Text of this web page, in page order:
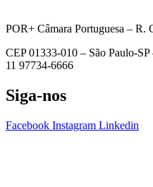
POR+ Câmara Portuguesa – R.
CEP 01333-010 – São Paulo-SP
11 97734-6666
Siga-nos
Facebook Instagram Linkedin